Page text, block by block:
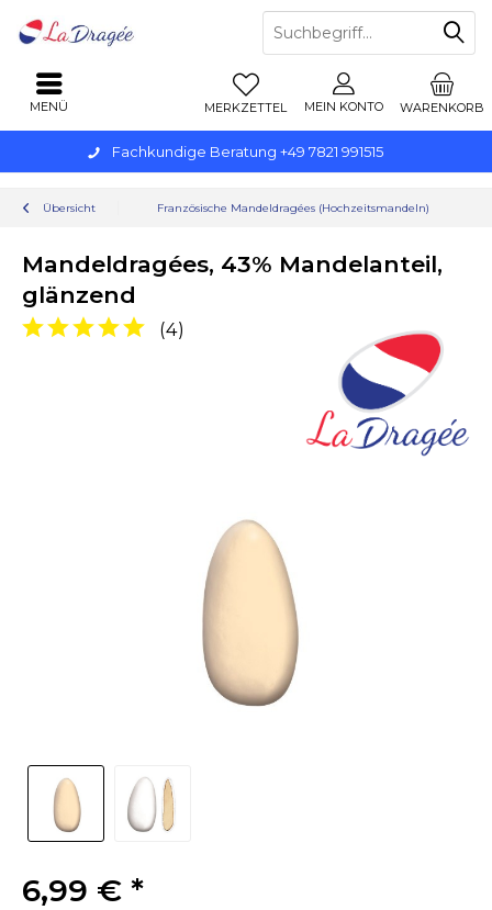
Fachkundige Beratung +49 7821 991515
WARENKORB
MERKZETTEL MEIN KONTO
MENÜ
Übersicht Französische Mandeldragées (Hochzeitsmandeln)
Mandeldragées, 43% Mandelanteil,
glänzend
(4)
6,99 € *